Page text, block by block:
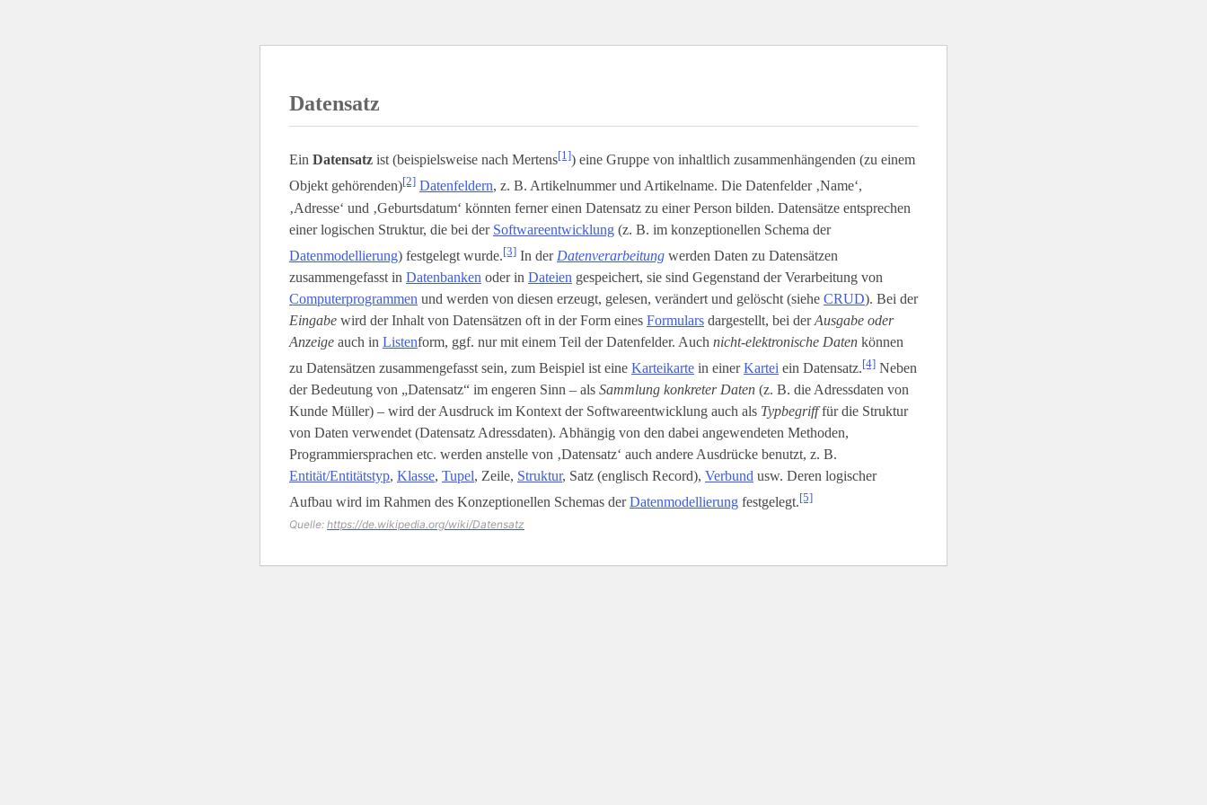
Datensatz
Ein Datensatz ist (beispielsweise nach Mertens[1]) eine Gruppe von inhaltlich zusammenhängenden (zu einem
Objekt gehörenden)[2] Datenfeldern, z. B. Artikelnummer und Artikelname. Die Datenfelder ‚Name‘,
‚Adresse‘ und ‚Geburtsdatum‘ könnten ferner einen Datensatz zu einer Person bilden. Datensätze entsprechen
einer logischen Struktur, die bei der Softwareentwicklung (z. B. im konzeptionellen Schema der
Datenmodellierung) festgelegt wurde.[3] In der Datenverarbeitung werden Daten zu Datensätzen
zusammengefasst in Datenbanken oder in Dateien gespeichert, sie sind Gegenstand der Verarbeitung von
Computerprogrammen und werden von diesen erzeugt, gelesen, verändert und gelöscht (siehe CRUD). Bei der
Eingabe wird der Inhalt von Datensätzen oft in der Form eines Formulars dargestellt, bei derAusgabe oder
Anzeige auch in Listen­form, ggf. nur mit einem Teil der Datenfelder. Auch nicht-elektronische Daten können
zu Datensätzen zusammengefasst sein, zum Beispiel ist eine Karteikarte in einerKartei ein Datensatz.[4] Neben
der Bedeutung von „Datensatz“ im engeren Sinn – als Sammlung konkreter Daten (z. B. die Adressdaten von
Kunde Müller) – wird der Ausdruck im Kontext der Softwareentwicklung auch als Typbegrifffür die Struktur
von Daten verwendet (Datensatz Adressdaten). Abhängig von den dabei angewendeten Methoden,
Programmiersprachen etc. werden anstelle von ‚Datensatz‘ auch andere Ausdrücke benutzt, z. B.
Entität/Entitätstyp, Klasse, Tupel, Zeile, Struktur, Satz (englisch Record), Verbund usw. Deren logischer
Aufbau wird im Rahmen des Konzeptionellen Schemas derDatenmodellierung festgelegt.[5]
Quelle: https://de.wikipedia.org/wiki/Datensatz